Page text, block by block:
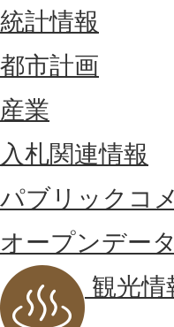
統計情報
都市計画
産業
入札関連情報
パブリックコ
オープンデータ
観光情